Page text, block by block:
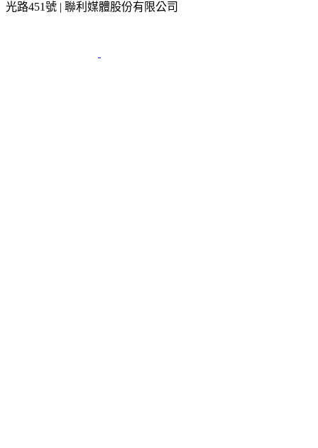
光路451號 | 聯利媒體股份有限公司